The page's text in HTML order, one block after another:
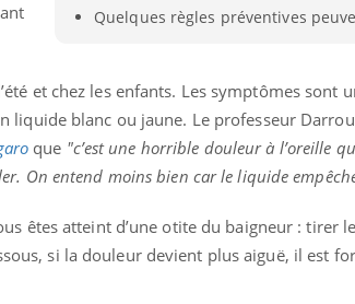
Quelques règles préventives
et chez les enfants. Les symptômes sont
liquide blanc ou jaune. Le professeur
que "c’est une horrible douleur à l’oreille
On entend moins bien car le liquide
êtes atteint d’une otite du baigneur : tirer
si la douleur devient plus aiguë, il est
Bébés, jeunes enfants :
quelle trousse à
pharmacie pour les
vacances ?